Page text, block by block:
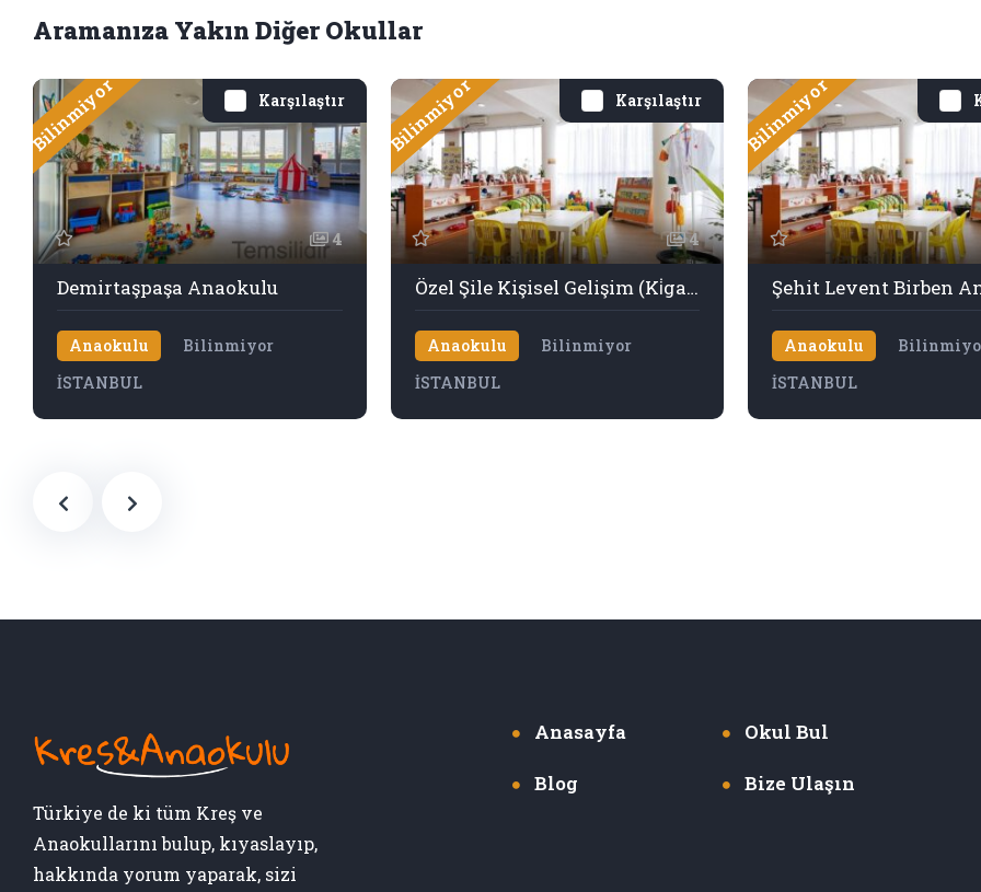
Aramanıza Yakın Diğer Okullar
Karşılaştır
Bilinmiyor
4
Demirtaşpaşa Anaokulu
Anaokulu
Bilinmiyor
İSTANBUL
Karşılaştır
Bilinmiyor
4
Özel Şile Kişisel Gelişim (Ki̇ga) Anaokulu
Anaokulu
Bilinmiyor
İSTANBUL
Bilinmiyor
Şehit Levent Birben
Anaokulu
İSTANBUL
Türkiye de ki tüm Kreş ve
Anaokullarını bulup, kıyaslayıp,
hakkında yorum yaparak, sizi
Anasayfa Okul Bul
Blog Bize Ulaşın